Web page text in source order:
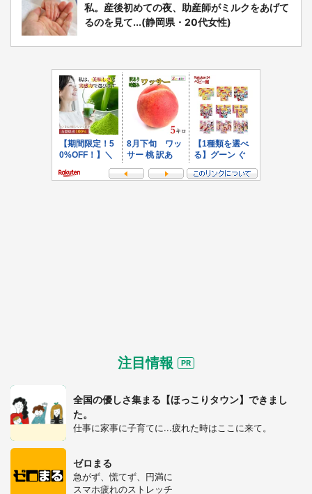
私。産後初めての夜、助産師がミルクをあげて
るのを見て...(静岡県・20代女性)
注目情報
全国の優しさ集まる【ほっこりタウン】できまし
た。
仕事に家事に子育てに...疲れた時はここに来て。
ゼロまる
急がず、慌てず、円満に
スマホ疲れのストレッチ